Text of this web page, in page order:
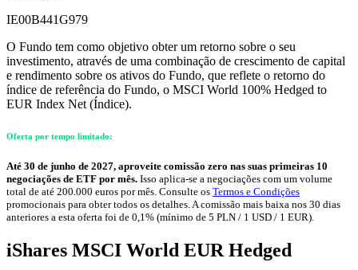
IE00B441G979
O Fundo tem como objetivo obter um retorno sobre o seu
investimento, através de uma combinação de crescimento de capital
e rendimento sobre os ativos do Fundo, que reflete o retorno do
índice de referência do Fundo, o MSCI World 100% Hedged to
EUR Index Net (Índice).
Oferta por tempo limitado:
Até 30 de junho de 2027, aproveite comissão zero nas suas primeiras 10
negociações de ETF por mês. Isso aplica-se a negociações com um volume
total de até 200.000 euros por mês. Consulte os Termos e Condições
promocionais para obter todos os detalhes. A comissão mais baixa nos 30 dias
anteriores a esta oferta foi de 0,1% (mínimo de 5 PLN / 1 USD / 1 EUR).
iShares MSCI World EUR Hedged